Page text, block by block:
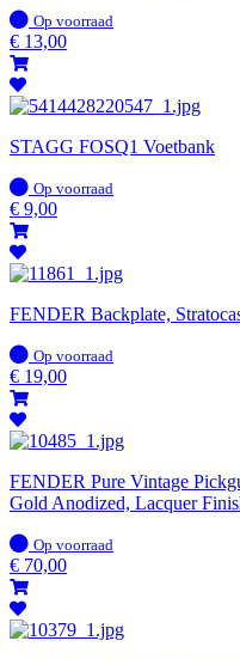
Op
voorraad
Op voorraad
€ 13,00
STAGG FOSQ1 Voetbank
Op
voorraad
Op voorraad
€ 9,00
FENDER Backplate,
Op
voorraad
Op voorraad
€ 19,00
FENDER Pure Vintage
Gold Anodized, Lacquer
Op
voorraad
Op voorraad
€ 70,00